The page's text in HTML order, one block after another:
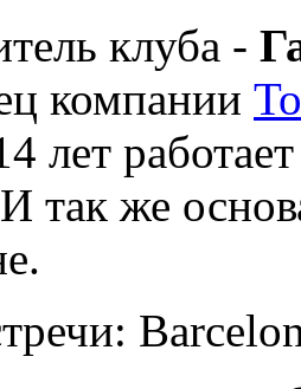
клуба -
компании
лет
так же